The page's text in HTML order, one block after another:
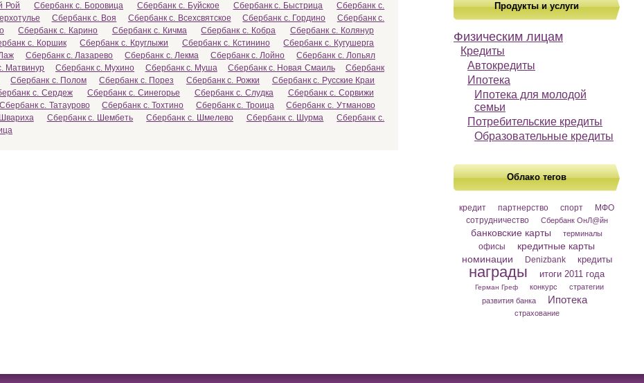
Продукты и услуги
Физическим лицам
Кредиты
Автокредиты
Ипотека
Ипотека для молодой
семьи
Потребительские кредиты
Образовательные кредиты
Облако тегов
кредит партнерство спорт
МФО
сотрудничество
Сбербанк ОнЛ@йн
банковские карты терминалы
офисы
кредитные карты
номинации
Denizbank кредиты
награды итоги 2011 года
Герман Греф конкурс
стратегии
развития банка
Ипотека
страхование
Рой Сбербанк с. Боровица Сбербанк с. Буйское Сбербанк с. Быстрица
Сбербанк с.
Сбербанк с. Воя Сбербанк с. Всехсвятское Сбербанк с. Гордино
Сбербанк с.
Сбербанк с. Карино Сбербанк с. Кичма Сбербанк с. Кобра
Сбербанк с. Колянур
с. Коршик Сбербанк с. Круглыжи Сбербанк с. Кстинино
Сбербанк с. Кугушерга
Сбербанк с. Лазарево Сбербанк с. Лекма Сбербанк с. Лойно
Сбербанк с. Лопьял
Матвинур Сбербанк с. Мухино Сбербанк с. Муша Сбербанк с. Новая Смаиль
Сбербанк
Сбербанк с. Полом Сбербанк с. Порез Сбербанк с. Рожки
Сбербанк с. Русские Краи
с. Сердеж Сбербанк с. Синегорье Сбербанк с. Слудка
Сбербанк с. Сорвижи
Сбербанк с. Татаурово Сбербанк с. Тохтино Сбербанк с. Троица
Сбербанк с. Утманово
Сбербанк с. Шембеть Сбербанк с. Шмелево Сбербанк с. Шурма
Сбербанк с.